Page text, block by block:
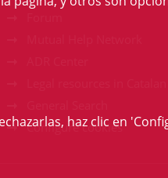
Configure cookies
haz clic en